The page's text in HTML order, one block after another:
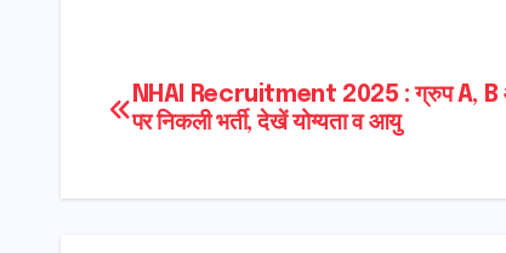
Post
NHAI Recruitment 2025 : ग्रुप A, B
पर निकली भर्ती, देखें योग्यता व आयु